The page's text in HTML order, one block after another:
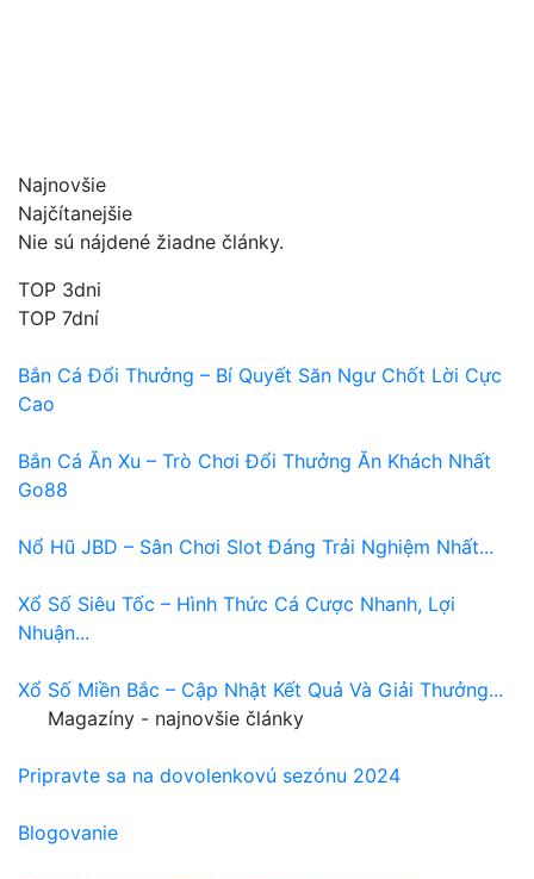
Najnovšie
Najčítanejšie
Nie sú nájdené žiadne články.
TOP 3dni
TOP 7dní
Bắn Cá Đổi Thưởng – Bí Quyết Săn Ngư Chốt Lời Cực
Cao
Bắn Cá Ăn Xu – Trò Chơi Đổi Thưởng Ăn Khách Nhất
Go88
Nổ Hũ JBD – Sân Chơi Slot Đáng Trải Nghiệm Nhất...
Xổ Số Siêu Tốc – Hình Thức Cá Cược Nhanh, Lợi
Nhuận...
Xổ Số Miền Bắc – Cập Nhật Kết Quả Và Giải Thưởng...
Magazíny - najnovšie články
Pripravte sa na dovolenkovú sezónu 2024
Blogovanie